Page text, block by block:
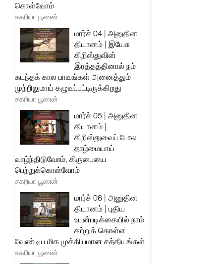
கொள்வோம்
சகரியா பூணன்
மார்ச் 04 | அனுதின
தியானம் | இயேசு
கிறிஸ்துவின்
இரத்தத்தினால் நம்
கடந்தக் கால பாவங்கள் அனைத்தும்
முற்றிலுமாய் கழுவப்பட்டிருக்கிறது
சகரியா பூணன்
மார்ச் 05 | அனுதின
தியானம் |
கிறிஸ்துவைப் போல
தாழ்மையாய்
வாழ்ந்திடுவோம், கிருபையை
பெற்றுக்கொள்வோம்
சகரியா பூணன்
மார்ச் 06 | அனுதின
தியானம் | புதிய
உடன்படிக்கையில் நாம்
கற்றுக் கொள்ள
வேண்டிய மிக முக்கியமான சத்தியங்கள்
சகரியா பூணன்